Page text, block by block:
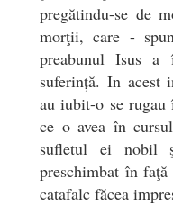
pregătindu-se de
morţii, care -
preabunul Isus a
suferință. In acest
au iubit-o se
ce o avea în
sufletul ei nobil
preschimbat în
catafalc făcea